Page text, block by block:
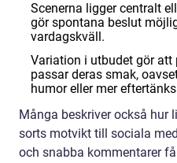
Scenerna ligger centralt
gör spontana beslut
vardagskväll.
Variation i utbudet gör
passar deras smak,
humor eller mer
Många beskriver också hur
sorts motvikt till sociala
och snabba kommentarer